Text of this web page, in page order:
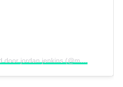
Een bericht gedeeld door jordan jenkins (@mostamazinganimalss)